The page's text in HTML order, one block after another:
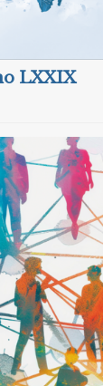
LXXIX